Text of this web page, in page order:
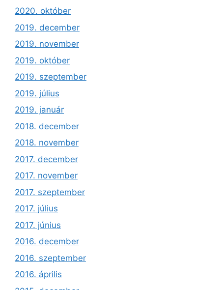
2020. október
2019. december
2019. november
2019. október
2019. szeptember
2019. július
2019. január
2018. december
2018. november
2017. december
2017. november
2017. szeptember
2017. július
2017. június
2016. december
2016. szeptember
2016. április